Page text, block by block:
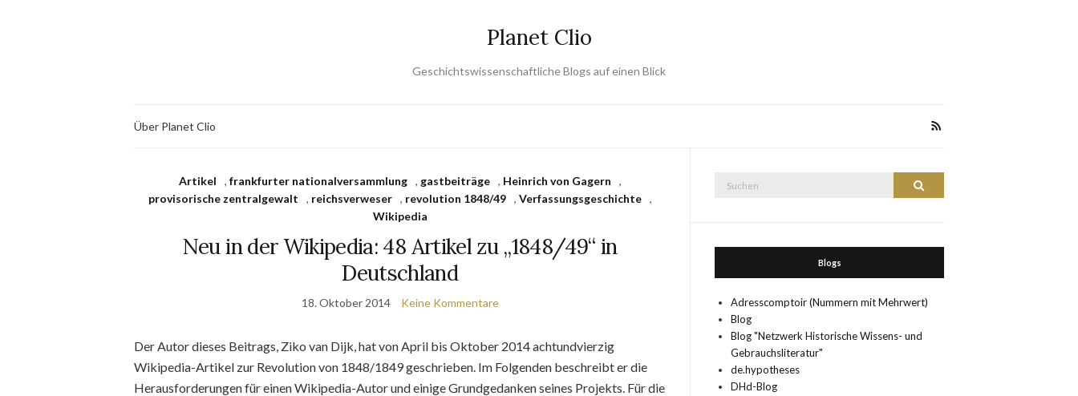
Planet Clio
Geschichtswissenschaftliche Blogs auf einen Blick
Über Planet Clio
Artikel , frankfurter nationalversammlung , gastbeiträge , Heinrich von Gagern
,
provisorische zentralgewalt
, reichsverweser , revolution 1848/49 , Verfassungsgeschichte
,
Wikipedia
Neu in der Wikipedia: 48 Artikel zu „1848/49“ in
Deutschland
18. Oktober 2014 Keine Kommentare
Der Autor dieses Beitrags, Ziko van Dijk, hat von April bis Oktober 2014 achtundvierzig
Wikipedia-Artikel zur Revolution von 1848/1849 geschrieben. Im Folgenden beschreibt er die
Herausforderungen für einen Wikipedia-Autor und einige Grundgedanken seines Projekts. Für die
Suchen
Blogs
Adresscomptoir (Nummern mit Mehrwert)
Blog
Blog "Netzwerk Historische Wissens- und
Gebrauchsliteratur"
de.hypotheses
DHd-Blog